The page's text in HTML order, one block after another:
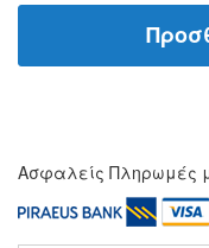
Ασφαλείς Πληρωμές